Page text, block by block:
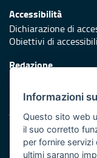
Accessibilità
Dichiarazione di
Obiettivi di
Redazione
Protezione civile
Vai al sito di
Iniziativa finanziata
Informazioni
Questo sito web
il suo corretto
per fornire servizi
ultimi saranno